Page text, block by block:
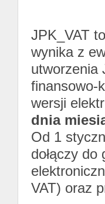
JPK_VAT
wynika z
utworzenia
finansowo-
wersji
dnia
Od 1
dołączy
VAT) oraz